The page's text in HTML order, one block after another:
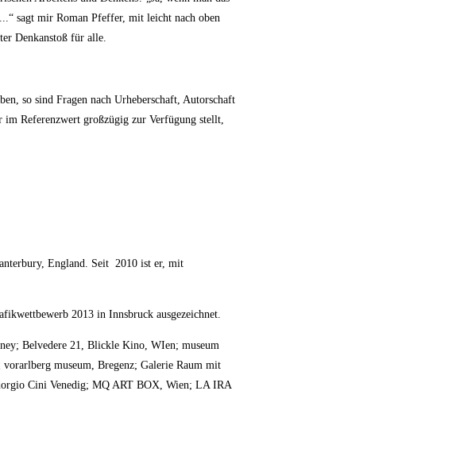
sagt mir Roman Pfeffer, mit leicht nach oben
Denkanstoß für alle.
so sind Fragen nach Urheberschaft, Autorschaft
Referenzwert großzügig zur Verfügung stellt,
England. Seit 2010 ist er, mit
2013 in Innsbruck ausgezeichnet.
Belvedere 21, Blickle Kino, WIen; museum
museum, Bregenz; Galerie Raum mit
Cini Venedig; MQ ART BOX, Wien; LA IRA